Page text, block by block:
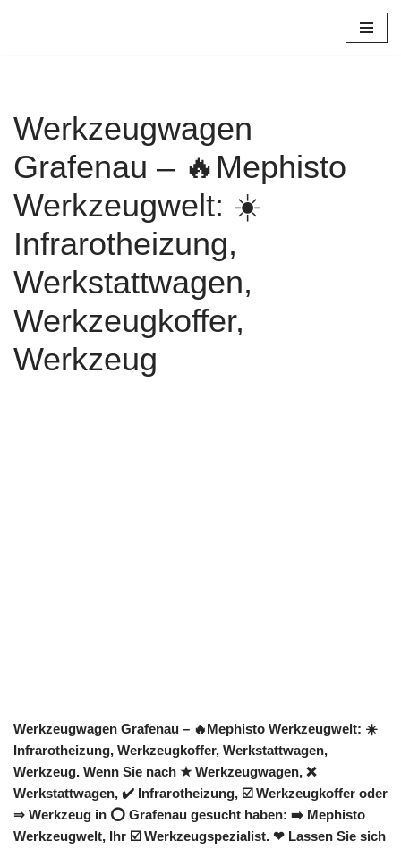
Werkzeugwagen
Grafenau – 🔥Mephisto
Werkzeugwelt: ☀️
Infrarotheizung,
Werkstattwagen,
Werkzeugkoffer,
Werkzeug
Werkzeugwagen Grafenau – 🔥Mephisto Werkzeugwelt: ☀️
Infrarotheizung, Werkzeugkoffer, Werkstattwagen,
Werkzeug. Wenn Sie nach ★ Werkzeugwagen, ❌
Werkstattwagen, ✔️ Infrarotheizung, ☑️ Werkzeugkoffer oder
⇒ Werkzeug in ⭕ Grafenau gesucht haben: ➡️ Mephisto
Werkzeugwelt, Ihr ☑️ Werkzeugspezialist. ❤ Lassen Sie sich